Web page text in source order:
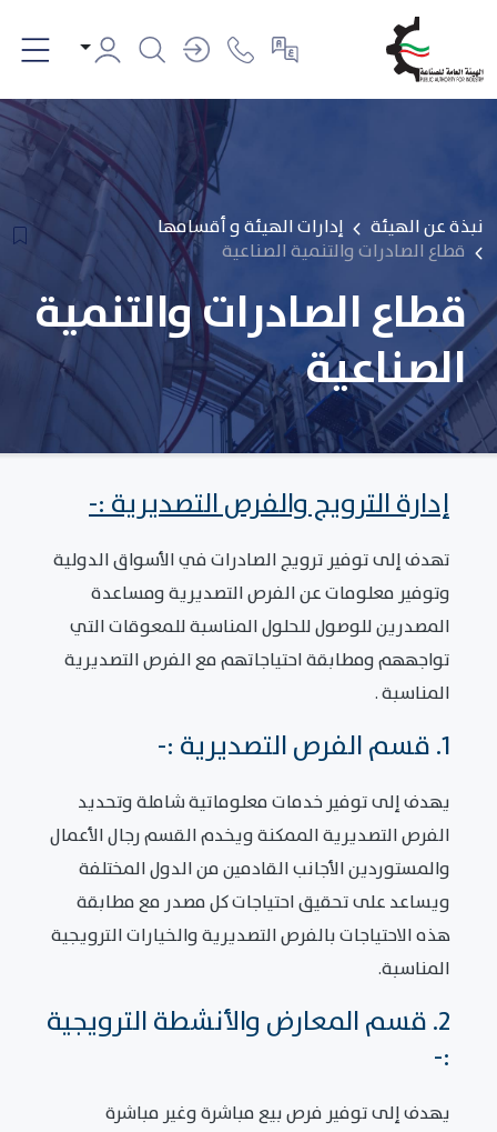
نبذة عن الهيئة
إدارات الهيئة و أقسامها
قطاع الصادرات والتنمية الصناعية
قطاع الصادرات والتنمية
الصناعية
إدارة الترويج والفرص التصديرية :-
تهدف إلى توفير ترويج الصادرات في الأسواق الدولية
وتوفير معلومات عن الفرص التصديرية ومساعدة
المصدرين للوصول للحلول المناسبة للمعوقات التي
تواجههم ومطابقة احتياجاتهم مع الفرص التصديرية
المناسبة .
1. قسم الفرص التصديرية :-
يهدف إلى توفير خدمات معلوماتية شاملة وتحديد
الفرص التصديرية الممكنة ويخدم القسم رجال الأعمال
والمستوردين الأجانب القادمين من الدول المختلفة
ويساعد على تحقيق احتياجات كل مصدر مع مطابقة
هذه الاحتياجات بالفرص التصديرية والخيارات الترويجية
المناسبة.
2. قسم المعارض والأنشطة الترويجية
:-
يهدف إلى توفير فرص بيع مباشرة وغير مباشرة